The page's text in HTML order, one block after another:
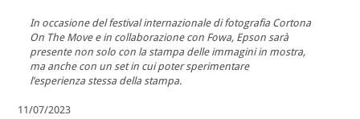
In occasione del festival internazionale di fotografia Cortona
On The Move e in collaborazione con Fowa, Epson sarà
presente non solo con la stampa delle immagini in mostra,
ma anche con un set in cui poter sperimentare
l’esperienza stessa della stampa.
11/07/2023